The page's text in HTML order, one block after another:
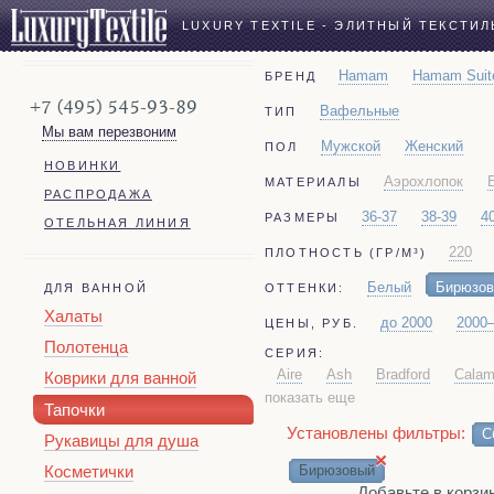
LUXURY TEXTILE - ЭЛИТНЫЙ
+7 (495) 545-93-89
Мы вам перезвоним
НОВИНКИ
РАСПРОДАЖА
ОТЕЛЬНАЯ ЛИНИЯ
ДЛЯ ВАННОЙ
Халаты
Полотенца
Коврики для ванной
Тапочки
Рукавицы для душа
Косметички
БРЕНД Hamam Hamam
ТИП Вафельные
ПОЛ Мужской Женский
МАТЕРИАЛЫ Аэрохлопок
РАЗМЕРЫ 36-37 38-39
ПЛОТНОСТЬ (ГР/М³) 220
ОТТЕНКИ: Белый
ЦЕНЫ, РУБ. до 2000
СЕРИЯ:
Aire Ash Bradford
Qashmare
показать еще
Установлены фильтры:
Бирюзовый×